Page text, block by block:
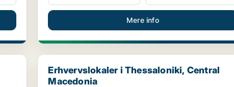
Mere info
Erhvervslokaler i Thessaloniki, Central Macedonia
Erhvervslokaler i Thessaloniki, Central
Macedonia